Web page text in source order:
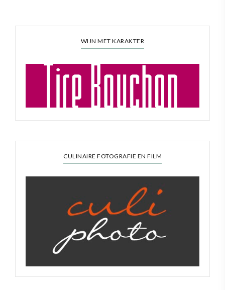
WIJN MET KARAKTER
CULINAIRE FOTOGRAFIE EN FILM